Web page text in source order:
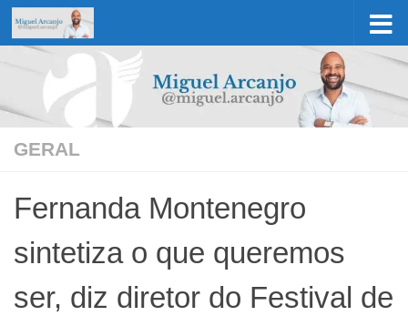
Skip to content
GERAL
Fernanda Montenegro
sintetiza o que queremos
ser, diz diretor do Festival de